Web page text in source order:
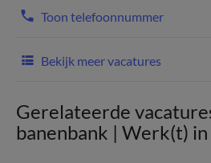
Toon telefoonnummer
Bekijk meer vacatures
Gerelateerde
banenbank | Werk(t)